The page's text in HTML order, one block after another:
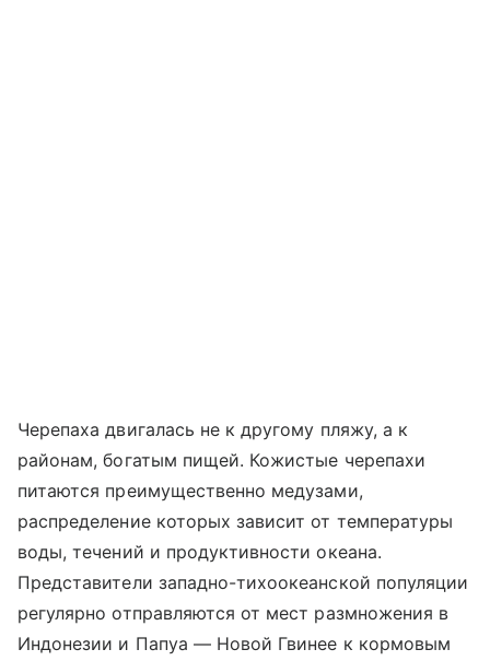
Черепаха двигалась не к другому пляжу, а к
районам, богатым пищей. Кожистые черепахи
питаются преимущественно медузами,
распределение которых зависит от температуры
воды, течений и продуктивности океана.
Представители западно-тихоокеанской популяции
регулярно отправляются от мест размножения в
Индонезии и Папуа — Новой Гвинее к кормовым